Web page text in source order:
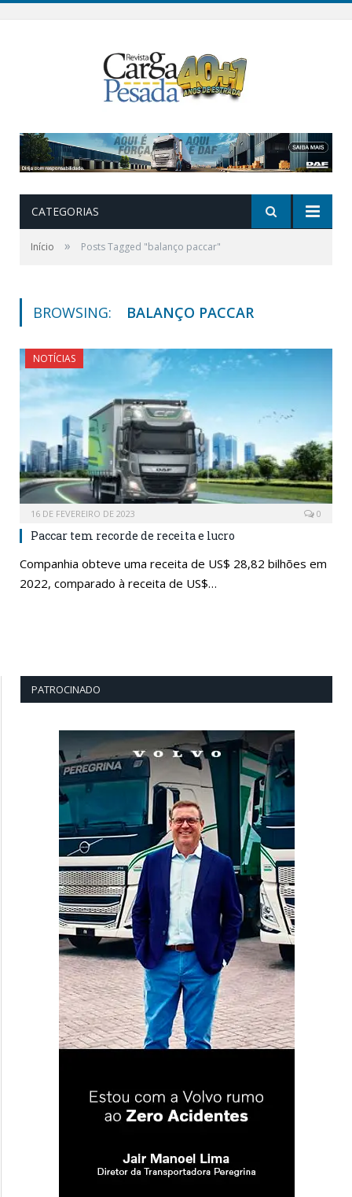
CATEGORIAS
Início » Posts Tagged "balanço paccar"
BROWSING: BALANÇO PACCAR
NOTÍCIAS
16 DE FEVEREIRO DE 2023 0
Paccar tem recorde de receita e lucro
Companhia obteve uma receita de US$ 28,82 bilhões em
2022, comparado à receita de US$…
PATROCINADO